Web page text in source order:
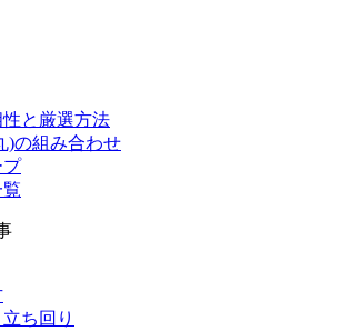
と厳選方法
の組み合わせ
プ
ち回り